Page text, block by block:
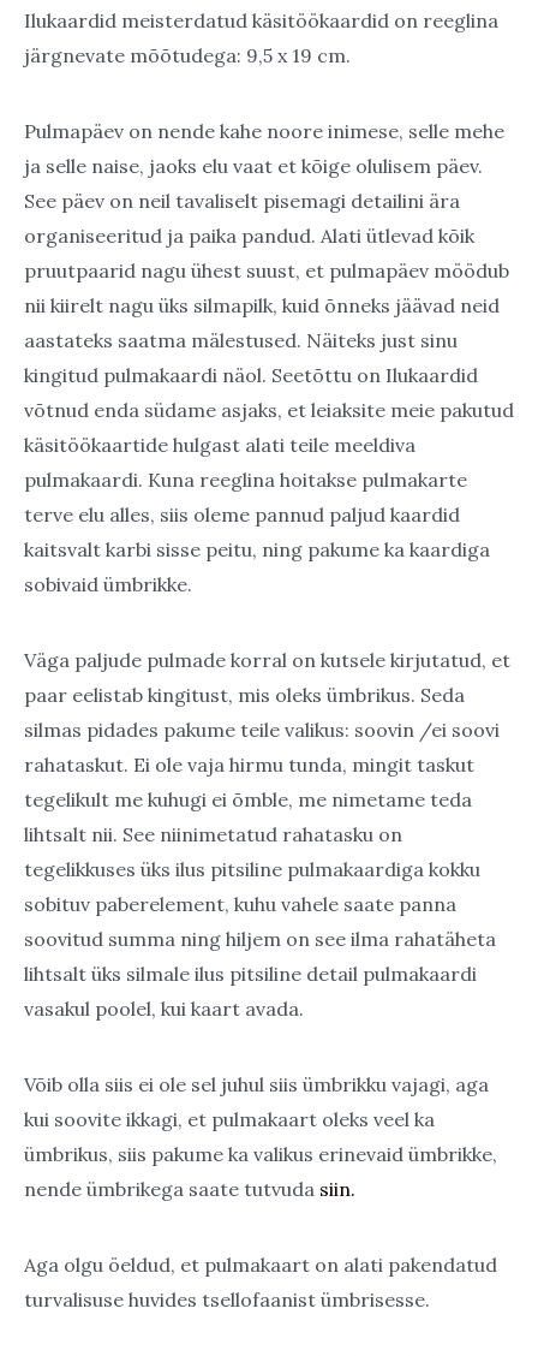
Ilukaardid meisterdatud käsitöökaardid on reeglina
järgnevate mõõtudega: 9,5 x 19 cm.
Pulmapäev on nende kahe noore inimese, selle mehe
ja selle naise, jaoks elu vaat et kõige olulisem päev.
See päev on neil tavaliselt pisemagi detailini ära
organiseeritud ja paika pandud. Alati ütlevad kõik
pruutpaarid nagu ühest suust, et pulmapäev möödub
nii kiirelt nagu üks silmapilk, kuid õnneks jäävad neid
aastateks saatma mälestused. Näiteks just sinu
kingitud pulmakaardi näol. Seetõttu on Ilukaardid
võtnud enda südame asjaks, et leiaksite meie pakutud
käsitöökaartide hulgast alati teile meeldiva
pulmakaardi. Kuna reeglina hoitakse pulmakarte
terve elu alles, siis oleme pannud paljud kaardid
kaitsvalt karbi sisse peitu, ning pakume ka kaardiga
sobivaid ümbrikke.
Väga paljude pulmade korral on kutsele kirjutatud, et
paar eelistab kingitust, mis oleks ümbrikus. Seda
silmas pidades pakume teile valikus: soovin /ei soovi
rahataskut. Ei ole vaja hirmu tunda, mingit taskut
tegelikult me kuhugi ei õmble, me nimetame teda
lihtsalt nii. See niinimetatud rahatasku on
tegelikkuses üks ilus pitsiline pulmakaardiga kokku
sobituv paberelement, kuhu vahele saate panna
soovitud summa ning hiljem on see ilma rahatäheta
lihtsalt üks silmale ilus pitsiline detail pulmakaardi
vasakul poolel, kui kaart avada.
Võib olla siis ei ole sel juhul siis ümbrikku vajagi, aga
kui soovite ikkagi, et pulmakaart oleks veel ka
ümbrikus, siis pakume ka valikus erinevaid ümbrikke,
nende ümbrikega saate tutvuda siin.
Aga olgu öeldud, et pulmakaart on alati pakendatud
turvalisuse huvides tsellofaanist ümbrisesse.